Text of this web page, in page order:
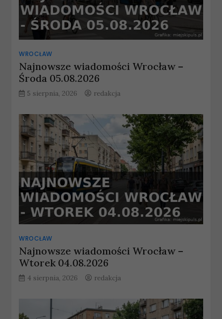
WROCŁAW
Najnowsze wiadomości Wrocław –
Środa 05.08.2026
5 sierpnia, 2026 redakcja
WROCŁAW
Najnowsze wiadomości Wrocław –
Wtorek 04.08.2026
4 sierpnia, 2026 redakcja